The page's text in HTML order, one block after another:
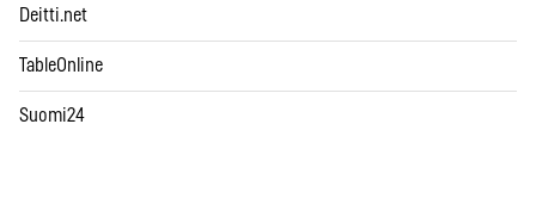
Deitti.net
TableOnline
Suomi24